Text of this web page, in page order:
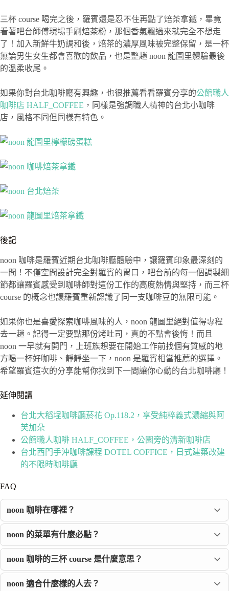
三杯 course 喝完之後，羅賓還是忍不住再點了焙茶拿鐵，畢竟
看著吧台師傅現場手刷焙茶粉，那個香氣飄過來就完全不想走
了！加入新鮮牛奶調和後，焙茶的濃厚風味被完整保留，是一杯
無論男生女生都會喜歡的飲品，也是整趟 noon 龍圖里體驗最後
的溫柔收尾。
如果你對台北咖啡廳有興趣，也很推薦看看羅賓分享的公館職人
咖啡店 HALF_COFFEE ，同樣是強調職人精神的台北小咖啡
店，風格不同但同樣有特色。
後記
noon 咖啡是羅賓近期台北咖啡廳體驗中，讓羅賓印象最深刻的
一間！不僅空間設計完全對羅賓的胃口，吧台前的每一個調製細
節都讓羅賓感受到咖啡師對這份工作的高度熱情與堅持，而三杯
course 的概念也讓羅賓重新認識了同一支咖啡豆的無限可能。
如果你也是喜愛探索咖啡風味的人，noon 龍圖里絕對值得專程
去一趟。記得一定要點那份烤吐司，真的不點會後悔！而且
noon 一早就有開門，上班族想要在開始工作前找個有質感的地
方喝一杯好咖啡、靜靜坐一下，noon 是羅賓相當推薦的選擇。
希望羅賓這次的分享能幫你找到下一間讓你心動的台北咖啡廳！
延伸閱讀
台北大稻埕咖啡廳菸花 Op.118.2，享受純粹義式濃縮與阿
芙加朵
公館職人咖啡 HALF_COFFEE，公園旁的清新咖啡店
台北西門手沖咖啡課程 DOTEL COFFICE，日式建築改建
的不限時咖啡廳
FAQ
noon 咖啡在哪裡？
noon 的菜單有什麼必點？
noon 咖啡的三杯 course 是什麼意思？
noon 適合什麼樣的人去？